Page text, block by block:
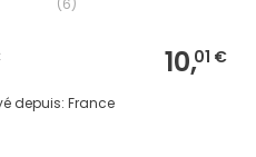
(6)
depuis: France
10,01 €